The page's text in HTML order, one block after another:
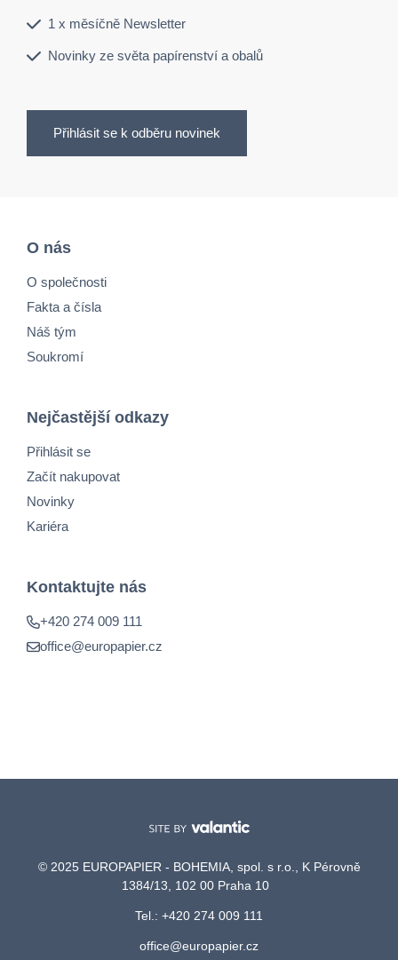
1 x měsíčně Newsletter
Novinky ze světa papírenství a obalů
Přihlásit se k odběru novinek
O nás
O společnosti
Fakta a čísla
Náš tým
Soukromí
Nejčastější odkazy
Přihlásit se
Začít nakupovat
Novinky
Kariéra
Kontaktujte nás
+420 274 009 111
office@europapier.cz
© 2025 EUROPAPIER - BOHEMIA, spol. s r.o., K Pérovně
1384/13, 102 00 Praha 10
Tel.: +420 274 009 111
office@europapier.cz